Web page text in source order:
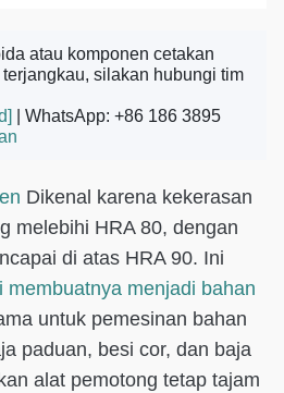
atau komponen cetakan
silakan hubungi tim
| WhatsApp: +86 186 3895
Dikenal karena kekerasan
melebihi HRA 80, dengan
di atas HRA 90. Ini
membuatnya menjadi bahan
untuk pemesinan bahan
paduan, besi cor, dan baja
alat pemotong tetap tajam